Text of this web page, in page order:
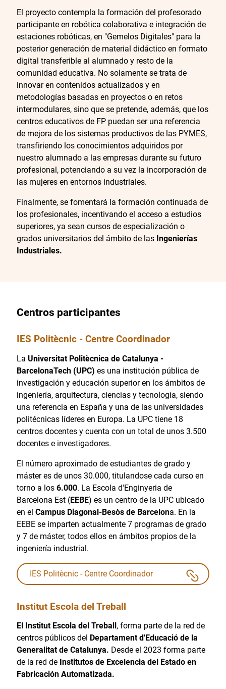
El proyecto contempla la formación del profesorado
participante en robótica colaborativa e integración de
estaciones robóticas, en "Gemelos Digitales" para la
posterior generación de material didáctico en formato
digital transferible al alumnado y resto de la
comunidad educativa. No solamente se trata de
innovar en contenidos actualizados y en
metodologías basadas en proyectos o en retos
intermodulares, sino que se pretende, además, que los
centros educativos de FP puedan ser una referencia
de mejora de los sistemas productivos de las PYMES,
transfiriendo los conocimientos adquiridos por
nuestro alumnado a las empresas durante su futuro
profesional, potenciando a su vez la incorporación de
las mujeres en entornos industriales.
Finalmente, se fomentará la formación continuada de
los profesionales, incentivando el acceso a estudios
superiores, ya sean cursos de especialización o
grados universitarios del ámbito de las Ingenierías
Industriales.
Centros participantes
IES Politècnic - Centre Coordinador
La Universitat Politècnica de Catalunya -
BarcelonaTech (UPC) es una institución pública de
investigación y educación superior en los ámbitos de
ingeniería, arquitectura, ciencias y tecnología, siendo
una referencia en España y una de las universidades
politécnicas líderes en Europa. La UPC tiene 18
centros docentes y cuenta con un total de unos 3.500
docentes e investigadores.
El número aproximado de estudiantes de grado y
máster es de unos 30.000, titulandose cada curso en
torno a los 6.000. La Escola d'Enginyeria de
Barcelona Est (EEBE) es un centro de la UPC ubicado
en el Campus Diagonal-Besòs de Barcelona. En la
EEBE se imparten actualmente 7 programas de grado
y 7 de máster, todos ellos en ámbitos propios de la
ingeniería industrial.
IES Politècnic - Centre Coordinador
Institut Escola del Treball
El Institut Escola del Treball , forma parte de la red de
centros públicos del Departament d'Educació de la
Generalitat de Catalunya. Desde el 2023 forma parte
de la red de Institutos de Excelencia del Estado en
Fabricación Automatizada.